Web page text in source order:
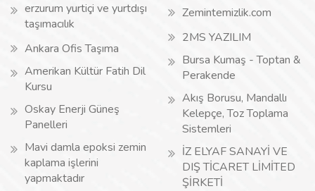
erzurum yurtiçi ve yurtdışı
taşımacılık
Ankara Ofis Taşıma
Amerikan Kültür Fatih Dil
Kursu
Oskay Enerji Güneş
Panelleri
Mavi damla epoksi zemin
kaplama işlerini
yapmaktadır
Zemintemizlik.com
2MS YAZILIM
Bursa Kumaş - Toptan &
Perakende
Akış Borusu, Mandallı
Kelepçe, Toz Toplama
Sistemleri
İZ ELYAF SANAYİ VE
DIŞ TİCARET LİMİTED
ŞİRKETİ